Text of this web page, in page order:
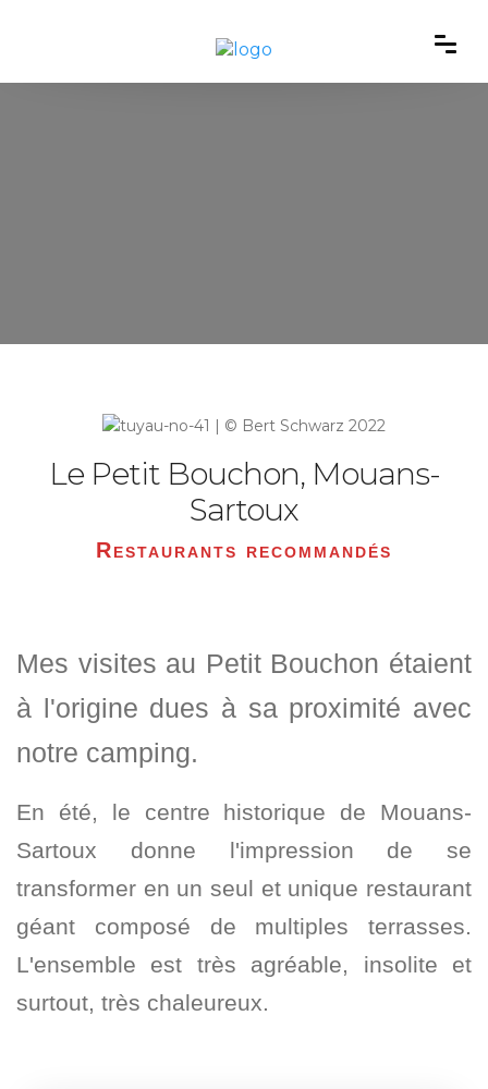
Le Petit Bouchon, Mouans-
Sartoux
Restaurants recommandés
Mes visites au Petit Bouchon étaient
à l'origine dues à sa proximité avec
notre camping.
En été, le centre historique de Mouans-
Sartoux donne l'impression de se
transformer en un seul et unique restaurant
géant composé de multiples terrasses.
L'ensemble est très agréable, insolite et
surtout, très chaleureux.